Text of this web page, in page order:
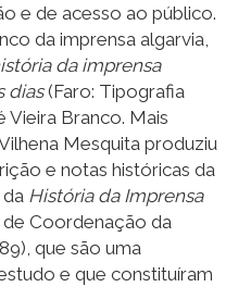
e de acesso ao público.
da imprensa algarvia,
da imprensa
dias(Faro: Tipografia
Vieira Branco. Mais
Mesquita produziu
e notas históricas da
História da Imprensa
Coordenação da
que são uma
e que constituíram